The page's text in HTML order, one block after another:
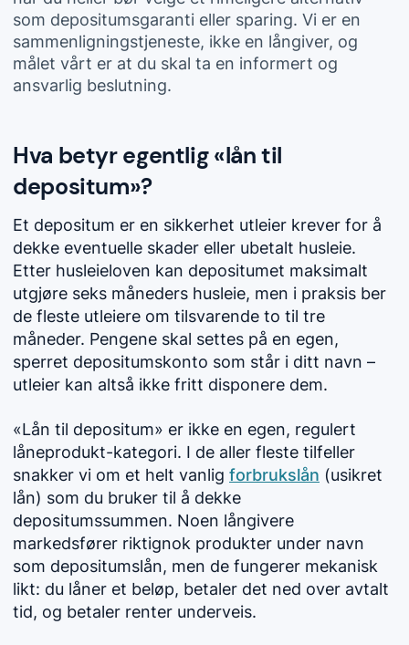
som depositumsgaranti eller sparing. Vi er en
sammenligningstjeneste, ikke en långiver, og
målet vårt er at du skal ta en informert og
ansvarlig beslutning.
Hva betyr egentlig «lån til
depositum»?
Et depositum er en sikkerhet utleier krever for å
dekke eventuelle skader eller ubetalt husleie.
Etter husleieloven kan depositumet maksimalt
utgjøre seks måneders husleie, men i praksis ber
de fleste utleiere om tilsvarende to til tre
måneder. Pengene skal settes på en egen,
sperret depositumskonto som står i ditt navn –
utleier kan altså ikke fritt disponere dem.
«Lån til depositum» er ikke en egen, regulert
låneprodukt-kategori. I de aller fleste tilfeller
snakker vi om et helt vanlig forbrukslån (usikret
lån) som du bruker til å dekke
depositumssummen. Noen långivere
markedsfører riktignok produkter under navn
som depositumslån, men de fungerer mekanisk
likt: du låner et beløp, betaler det ned over avtalt
tid, og betaler renter underveis.